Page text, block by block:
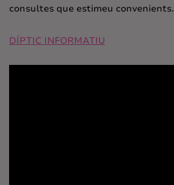
consultes que estimeu convenients.
DÍPTIC INFORMATIU